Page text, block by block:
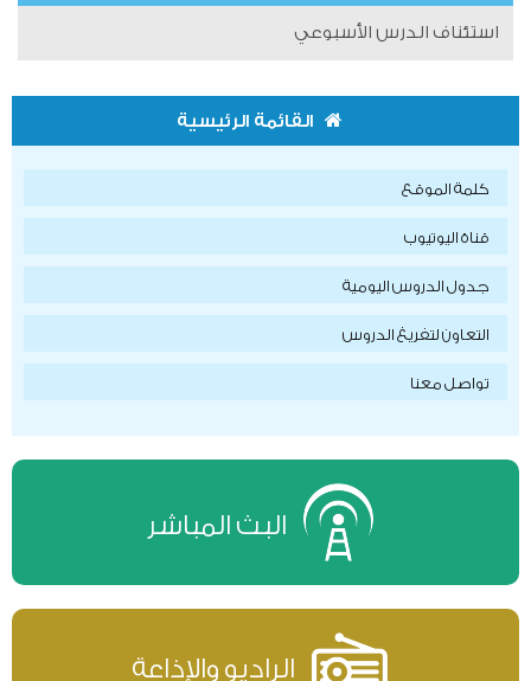
استئناف الدرس الأسبوعي
القائمة الرئيسية
كلمة الموقع
قناة اليوتيوب
جدول الدروس اليومية
التعاون لتفريغ الدروس
تواصل معنا
البث المباشر
الراديو والإذاعة